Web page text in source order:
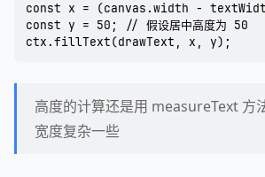
const x = (canvas.width -
const y = 50; // 假设居中高度为 50
高度的计算还是用 measureText 方
宽度复杂一些